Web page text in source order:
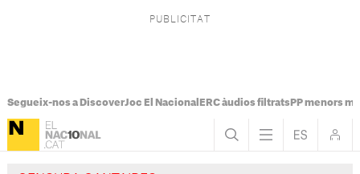
Segueix-nos a DiscoverJoc El Nacional ERC àudios filtratsPP menors